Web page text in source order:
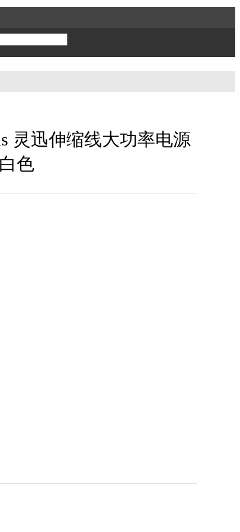
灵迅伸缩线大功率电源
色